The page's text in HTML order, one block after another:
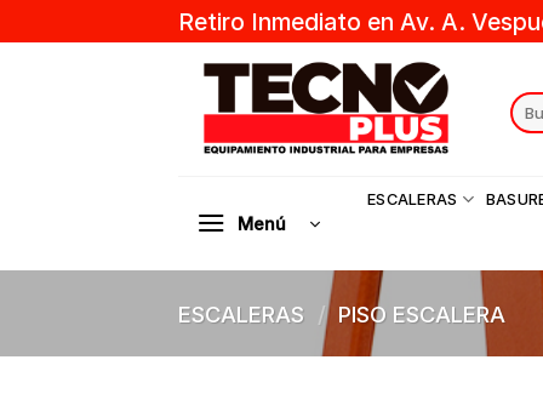
to
Retiro Inmediato en Av. A.
for:
Menú
ESCALERAS
ESCALERAS / PISO ESCALERA